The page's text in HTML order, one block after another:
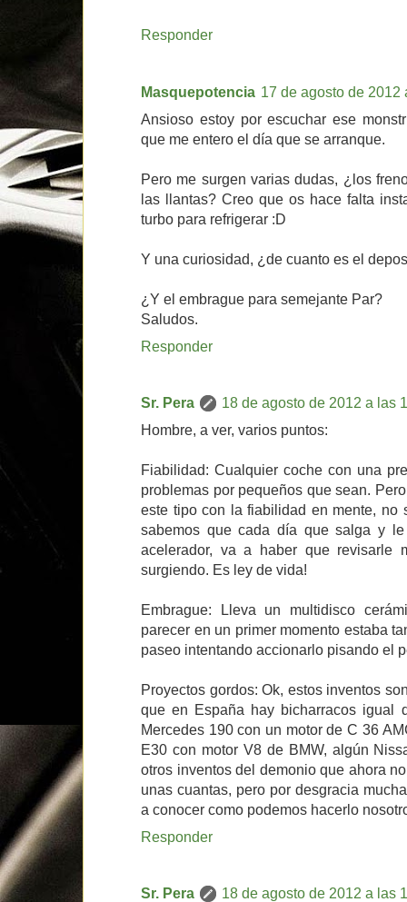
Responder
Masquepotencia 17 de agosto de 2012
Ansioso estoy por escuchar ese
que me entero el día que se arranque.
Pero me surgen varias dudas, ¿los
las llantas? Creo que os hace falta
turbo para refrigerar :D
Y una curiosidad, ¿de cuanto es el
¿Y el embrague para semejante Par?
Saludos.
Responder
Sr. Pera
18 de agosto de 2012 a las
Hombre, a ver, varios puntos:
Fiabilidad: Cualquier coche con una
problemas por pequeños que sean.
este tipo con la fiabilidad en mente, no
sabemos que cada día que salga y
acelerador, va a haber que revisarle
surgiendo. Es ley de vida!
Embrague: Lleva un multidisco
parecer en un primer momento estaba
paseo intentando accionarlo pisando el
Proyectos gordos: Ok, estos inventos
que en España hay bicharracos igual
Mercedes 190 con un motor de C 36
E30 con motor V8 de BMW, algún
otros inventos del demonio que ahora
unas cuantas, pero por desgracia
a conocer como podemos hacerlo
Responder
Sr. Pera
18 de agosto de 2012 a las